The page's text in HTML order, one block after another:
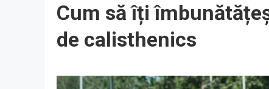
Cum să îți
de calisthenics